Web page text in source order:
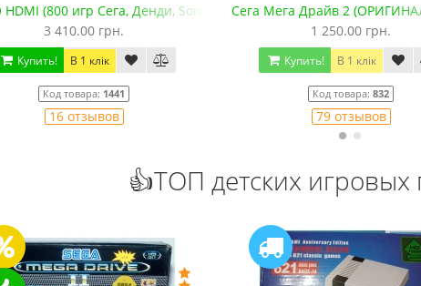
HDMI (800 игр Сега, Денди, Sony PS1, SNES, GBA. +microSD)
3 410.00 грн.
Купить! В 1 клік
Код товара: 1441
16 отзывов
Сега Мега Драйв 2
1 250.00 грн.
Купить! В 1 клік
Код товара: 832
79 отзывов
👍ТОП детских игровых